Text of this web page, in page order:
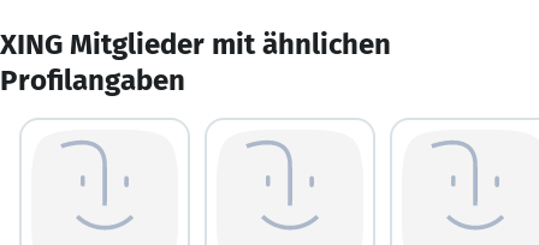
XING Mitglieder mit ähnlichen
Profilangaben